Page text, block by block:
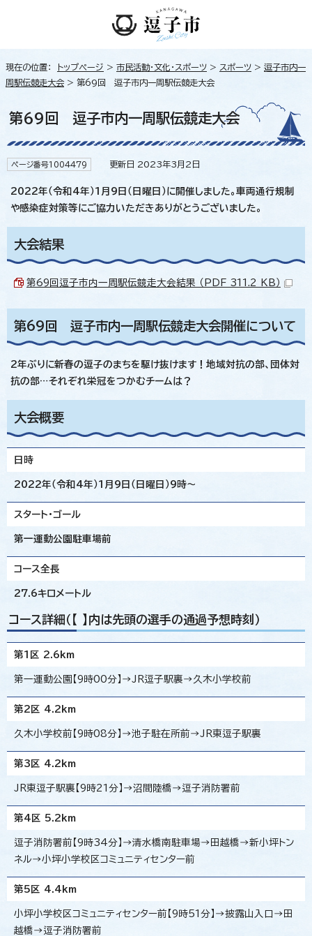
現在の位置： トップページ > 市民活動・文化・スポーツ > スポーツ > 逗子市内一
周駅伝競走大会 > 第69回 逗子市内一周駅伝競走大会
第69回 逗子市内一周駅伝競走大会
ページ番号1004479 更新日 2023年3月2日
2022年（令和4年）1月9日（日曜日）に開催しました。車両通行規制
や感染症対策等にご協力いただきありがとうございました。
大会結果
第69回逗子市内一周駅伝競走大会結果 （PDF 311.2 KB）
第69回 逗子市内一周駅伝競走大会開催について
2年ぶりに新春の逗子のまちを駆け抜けます！地域対抗の部、団体対
抗の部…それぞれ栄冠をつかむチームは？
大会概要
日時
2022年（令和4年）1月9日（日曜日）9時～
スタート・ゴール
第一運動公園駐車場前
コース全長
27.6キロメートル
コース詳細（【 】内は先頭の選手の通過予想時刻）
第1区 2.6km
第一運動公園【9時00分】→JR逗子駅裏→久木小学校前
第2区 4.2km
久木小学校前【9時08分】→池子駐在所前→JR東逗子駅裏
第3区 4.2km
JR東逗子駅裏【9時21分】→沼間陸橋→逗子消防署前
第4区 5.2km
逗子消防署前【9時34分】→清水橋南駐車場→田越橋→新小坪トン
ネル→小坪小学校区コミュニティセンター前
第5区 4.4km
小坪小学校区コミュニティセンター前【9時51分】→披露山入口→田
越橋→逗子消防署前